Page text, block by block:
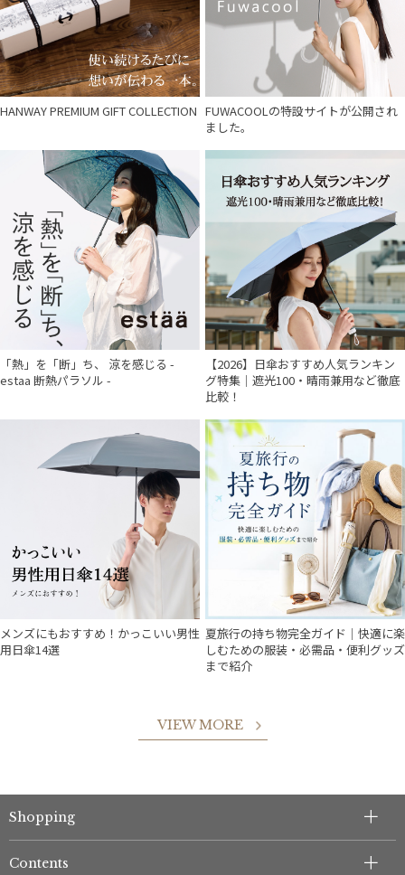
HANWAY PREMIUM GIFT COLLECTION FUWACOOLの特設サイトが公開され
ました。
「熱」を「断」ち、 涼を感じる -
estaa 断熱パラソル -
【2026】日傘おすすめ人気ランキン
グ特集｜遮光100・晴雨兼用など徹底
比較！
メンズにもおすすめ！かっこいい男性
用日傘14選
夏旅行の持ち物完全ガイド｜快適に楽
しむための服装・必需品・便利グッズ
まで紹介
VIEW MORE
Shopping
Contents